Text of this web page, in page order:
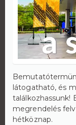
látogatható, és
találkozhassunk!
megrendelés
hétköznap.